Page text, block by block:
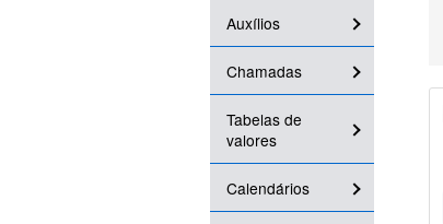
Auxílios
Chamadas
Tabelas de
valores
Calendários